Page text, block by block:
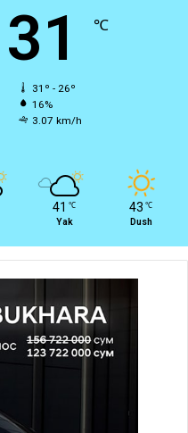
31 ℃
31º - 26º
16%
3.07 km/h
41 ℃
Yak
43 ℃
Dush